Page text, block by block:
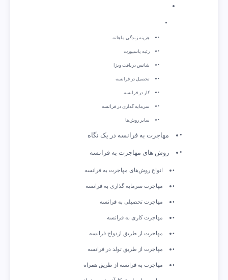
هزینه زندگی ماهانه
رتبه پاسپورت
شانس دریافت ویزا
تحصیل در فرانسه
کار در فرانسه
سرمایه گذاری در فرانسه
سایر روش‌ها
مهاجرت به فرانسه در یک نگاه
روش‌‌ های مهاجرت به فرانسه
انواع روش‌های مهاجرت به فرانسه
مهاجرت سرمایه‌ گذاری به فرانسه
مهاجرت تحصیلی به فرانسه
مهاجرت کاری به فرانسه
مهاجرت از طریق ازدواج فرانسه
مهاجرت از طریق تولد در فرانسه
مهاجرت به فرانسه از طریق همراه